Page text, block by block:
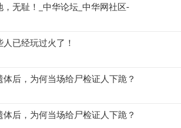
，无耻！_中华论坛_中华网社区-
已经玩过火了！
后，为何当场给尸检证人下跪？
后，为何当场给尸检证人下跪？